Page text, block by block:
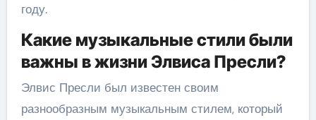
году.
Какие музыкальные стили были
важны в жизни Элвиса Пресли?
Элвис Пресли был известен своим
разнообразным музыкальным стилем, который